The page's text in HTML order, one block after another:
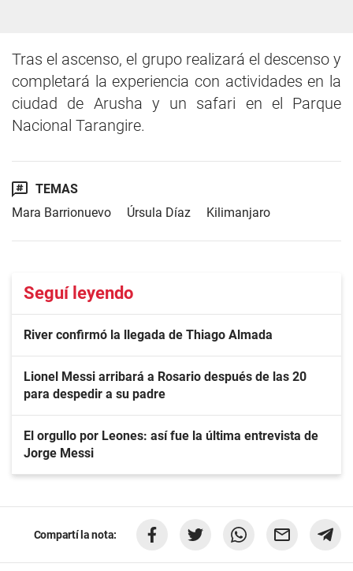
Tras el ascenso, el grupo realizará el descenso y
completará la experiencia con actividades en la
ciudad de Arusha y un safari en el Parque
Nacional Tarangire.
TEMAS
Mara Barrionuevo
Úrsula Díaz Kilimanjaro
Seguí leyendo
River confirmó la llegada de Thiago Almada
Lionel Messi arribará a Rosario después de las 20
para despedir a su padre
El orgullo por Leones: así fue la última entrevista de
Jorge Messi
Compartí la nota: